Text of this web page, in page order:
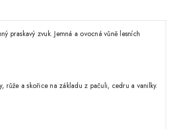
praskavý zvuk. Jemná a ovocná vůně lesních
růže a skořice na základu z pačuli, cedru a vanilky.